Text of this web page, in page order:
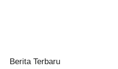
Berita Terbaru